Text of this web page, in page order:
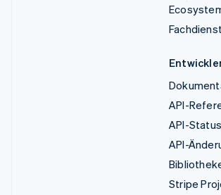
API-
API-Status
API-
Stripe